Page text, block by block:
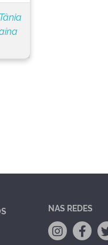
NAS REDES